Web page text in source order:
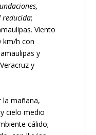
reducida;
Viento
km/h con
y
y
la mañana,
cielo medio
cálido;